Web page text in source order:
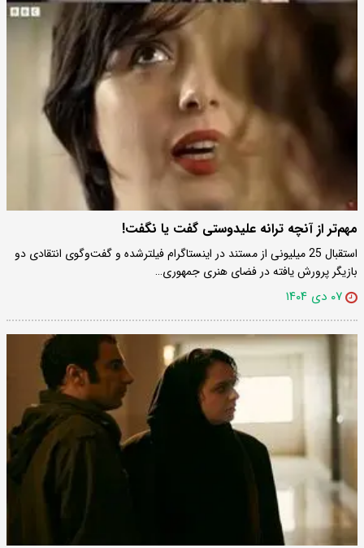
مهم‌تر از آنچه ترانه علیدوستی گفت یا نگفت!
استقبال 25 میلیونی از مستند در اینستاگرام فیلترشده و گفت‌و‌گوی انتقادی دو
بازیگر پرورش یافته در فضای هنری جمهوری…
۰۷ دی ۱۴۰۴